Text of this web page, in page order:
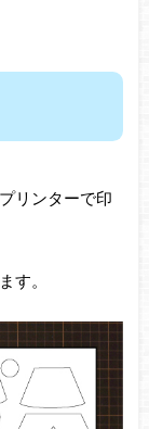
リンターで印
す。